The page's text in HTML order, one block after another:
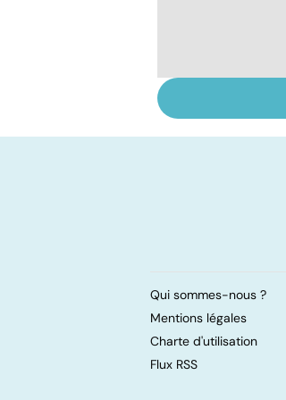
science
Qui sommes-nous ?
Mentions légales
Charte d'utilisation
Flux RSS